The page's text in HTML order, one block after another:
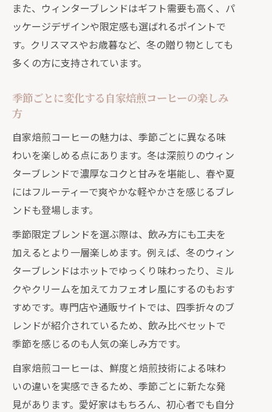
また、ウィンターブレンドはギフト需要も高く、パ
ッケージデザインや限定感も選ばれるポイントで
す。クリスマスやお歳暮など、冬の贈り物としても
多くの方に支持されています。
季節ごとに変化する自家焙煎コーヒーの楽しみ
方
自家焙煎コーヒーの魅力は、季節ごとに異なる味
わいを楽しめる点にあります。冬は深煎りのウィン
ターブレンドで濃厚なコクと甘みを堪能し、春や夏
にはフルーティーで爽やかな軽やかさを感じるブレ
ンドも登場します。
季節限定ブレンドを選ぶ際は、飲み方にも工夫を
加えるとより一層楽しめます。例えば、冬のウィン
ターブレンドはホットでゆっくり味わったり、ミル
クやクリームを加えてカフェオレ風にするのもおす
すめです。専門店や通販サイトでは、四季折々のブ
レンドが紹介されているため、飲み比べセットで
季節を感じるのも人気の楽しみ方です。
自家焙煎コーヒーは、鮮度と焙煎技術による味わ
いの違いを実感できるため、季節ごとに新たな発
見があります。愛好家はもちろん、初心者でも自分